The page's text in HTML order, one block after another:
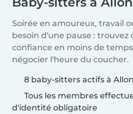
Soirée en amoureux, travail
besoin d'une pause : trouvez
confiance en moins de
négocier l'heure du coucher.
8 baby-sitters actifs à
Tous les membres
d'identité obligatoire